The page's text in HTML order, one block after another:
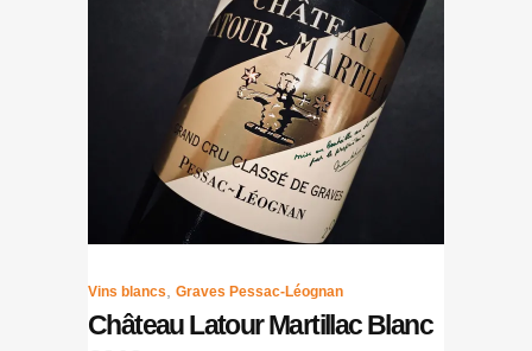
Vins blancs Graves Pessac-Léognan
Château Latour Martillac Blanc